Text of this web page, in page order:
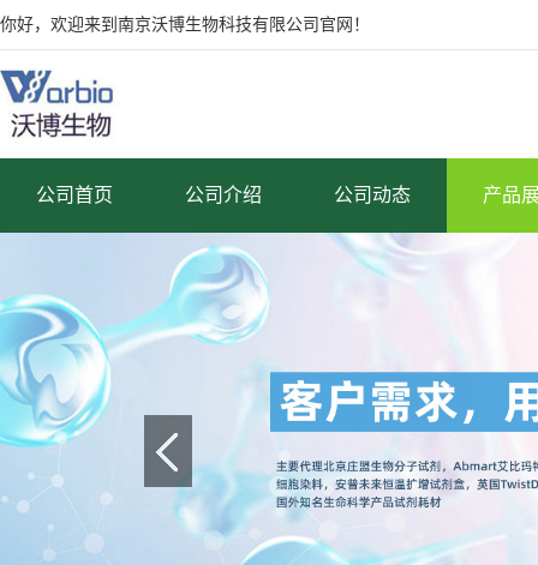
你好，欢迎来到南京沃博生物科技有限公司官网！
公司首页 公司介绍 公司动态 产品